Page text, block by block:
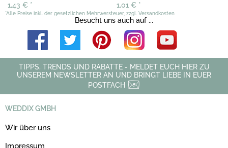
1,43 € * 1,01 € *
*Alle Preise inkl. der gesetzlichen Mehrwersteuer, zzgl. Versandkosten
Besucht uns auch auf ...
TIPPS, TRENDS UND RABATTE - MELDET EUCH HIER ZU
UNSEREM NEWSLETTER AN UND BRINGT LIEBE IN EUER
POSTFACH
WEDDIX GMBH
Wir über uns
Impressum